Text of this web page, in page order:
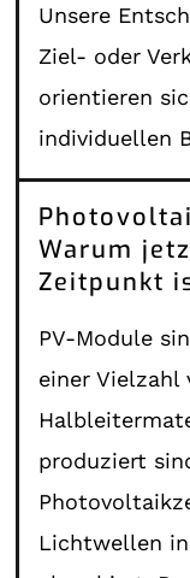
Unsere
Ziel- oder
orientieren
individuellen
Warum
Zeitpunkt
PV-Module
einer Vielzahl
produziert
Lichtwellen